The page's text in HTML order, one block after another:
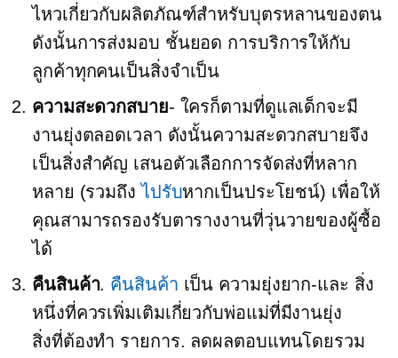
ไหวเกี่ยวกับผลิตภัณฑ์สำหรับบุตรหลานของตน
ดังนั้นการส่งมอบ ชั้นยอด การบริการให้กับ
ลูกค้าทุกคนเป็นสิ่งจำเป็น
ความสะดวกสบาย- ใครก็ตามที่ดูแลเด็กจะมี
งานยุ่งตลอดเวลา ดังนั้นความสะดวกสบายจึง
เป็นสิ่งสำคัญ เสนอตัวเลือกการจัดส่งที่หลาก
หลาย (รวมถึงไปรับหากเป็นประโยชน์) เพื่อให้
คุณสามารถรองรับตารางงานที่วุ่นวายของผู้ซื้อ
ได้
คืนสินค้า. คืนสินค้า เป็น ความยุ่งยาก-และ สิ่ง
หนึ่งที่ควรเพิ่มเติมเกี่ยวกับพ่อแม่ที่มีงานยุ่ง
สิ่งที่ต้องทำ รายการ. ลดผลตอบแทนโดยรวม